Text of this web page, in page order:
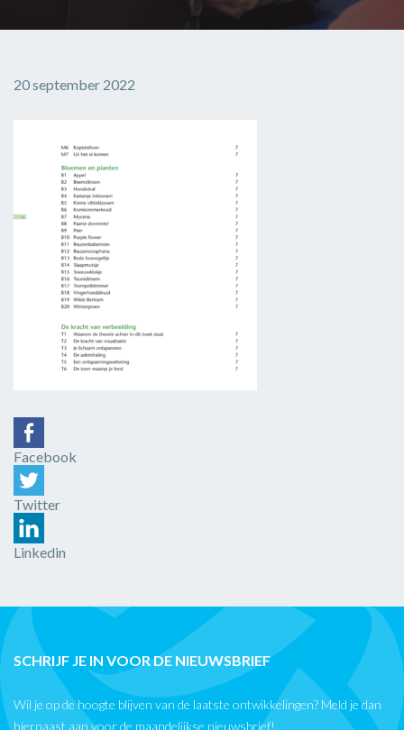
20 september 2022
Facebook
Twitter
Linkedin
SCHRIJF JE IN VOOR DE NIEUWSBRIEF
Wil je op de hoogte blijven van de laatste ontwikkelingen? Meld je dan
hiernaast aan voor de maandelijkse nieuwsbrief!